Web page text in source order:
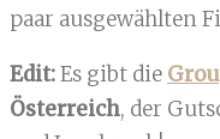
paar ausgewählten
Edit:Es gibt die
Österreich, der